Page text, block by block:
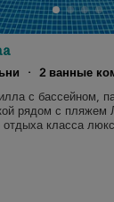
· 2 ванные
с бассейном,
рядом с
отдыха класса